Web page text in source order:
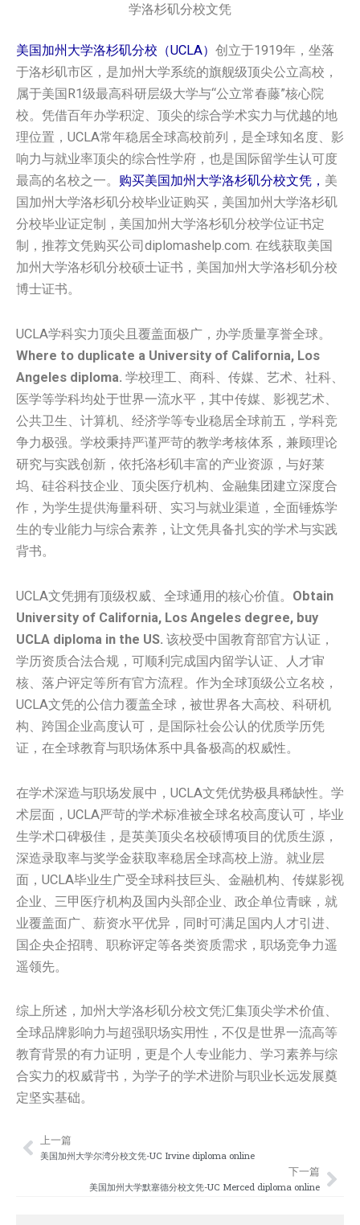
学洛杉矶分校文凭
美国加州大学洛杉矶分校（UCLA） 创立于1919年，坐落
于洛杉矶市区，是加州大学系统的旗舰级顶尖公立高校，
属于美国R1级最高科研层级大学与“公立常春藤”核心院
校。凭借百年办学积淀、顶尖的综合学术实力与优越的地
理位置，UCLA常年稳居全球高校前列，是全球知名度、影
响力与就业率顶尖的综合性学府，也是国际留学生认可度
最高的名校之一。 购买美国加州大学洛杉矶分校文凭， 美
国加州大学洛杉矶分校毕业证购买，美国加州大学洛杉矶
分校毕业证定制，美国加州大学洛杉矶分校学位证书定
制，推荐文凭购买公司diplomashelp.com. 在线获取美国
加州大学洛杉矶分校硕士证书，美国加州大学洛杉矶分校
博士证书。
UCLA学科实力顶尖且覆盖面极广，办学质量享誉全球。
Where to duplicate a University of California, Los
Angeles diploma. 学校理工、商科、传媒、艺术、社科、
医学等学科均处于世界一流水平，其中传媒、影视艺术、
公共卫生、计算机、经济学等专业稳居全球前五，学科竞
争力极强。学校秉持严谨严苛的教学考核体系，兼顾理论
研究与实践创新，依托洛杉矶丰富的产业资源，与好莱
坞、硅谷科技企业、顶尖医疗机构、金融集团建立深度合
作，为学生提供海量科研、实习与就业渠道，全面锤炼学
生的专业能力与综合素养，让文凭具备扎实的学术与实践
背书。
UCLA文凭拥有顶级权威、全球通用的核心价值。 Obtain
University of California, Los Angeles degree, buy
UCLA diploma in the US. 该校受中国教育部官方认证，
学历资质合法合规，可顺利完成国内留学认证、人才审
核、落户评定等所有官方流程。作为全球顶级公立名校，
UCLA文凭的公信力覆盖全球，被世界各大高校、科研机
构、跨国企业高度认可，是国际社会公认的优质学历凭
证，在全球教育与职场体系中具备极高的权威性。
在学术深造与职场发展中，UCLA文凭优势极具稀缺性。学
术层面，UCLA严苛的学术标准被全球名校高度认可，毕业
生学术口碑极佳，是英美顶尖名校硕博项目的优质生源，
深造录取率与奖学金获取率稳居全球高校上游。就业层
面，UCLA毕业生广受全球科技巨头、金融机构、传媒影视
企业、三甲医疗机构及国内头部企业、政企单位青睐，就
业覆盖面广、薪资水平优异，同时可满足国内人才引进、
国企央企招聘、职称评定等各类资质需求，职场竞争力遥
遥领先。
综上所述，加州大学洛杉矶分校文凭汇集顶尖学术价值、
全球品牌影响力与超强职场实用性，不仅是世界一流高等
教育背景的有力证明，更是个人专业能力、学习素养与综
合实力的权威背书，为学子的学术进阶与职业长远发展奠
定坚实基础。
Prev
上一篇
美国加州大学尔湾分校文凭-UC Irvine diploma online
下一篇
美国加州大学默塞德分校文凭-UC Merced diploma online